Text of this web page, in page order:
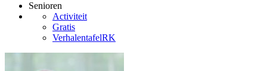
Senioren
Activiteit
Gratis
VerhalentafelRK